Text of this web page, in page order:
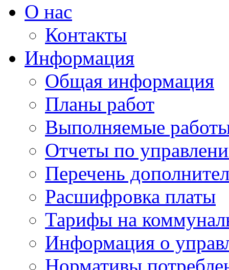
О нас
Контакты
Информация
Общая информация
Планы работ
Выполняемые
Отчеты по
Перечень
Расшифровка платы
Тарифы на
Информация о